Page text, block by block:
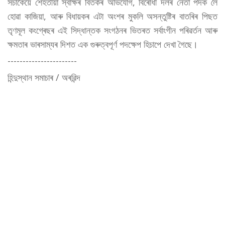
হোৱা কাজিয়া, আৰু বিধায়কৰ এটা অংশৰ মুকলি অসন্তুষ্টিৰ বাতৰিৰ পিছত
তৃণমূল কংগ্ৰেছৰ এই সিদ্ধান্তক সংগঠনৰ ভিতৰত সৰ্বাংগীন পৰিৱৰ্তন আৰু
ক্ষমতাৰ ভাৰসাম্যৰ দিশত এক গুৰুত্বপূৰ্ণ পদক্ষেপ হিচাপে দেখা গৈছে।
-----------------------
হিন্দুস্থান সমাচাৰ / অৰৱিন্দ